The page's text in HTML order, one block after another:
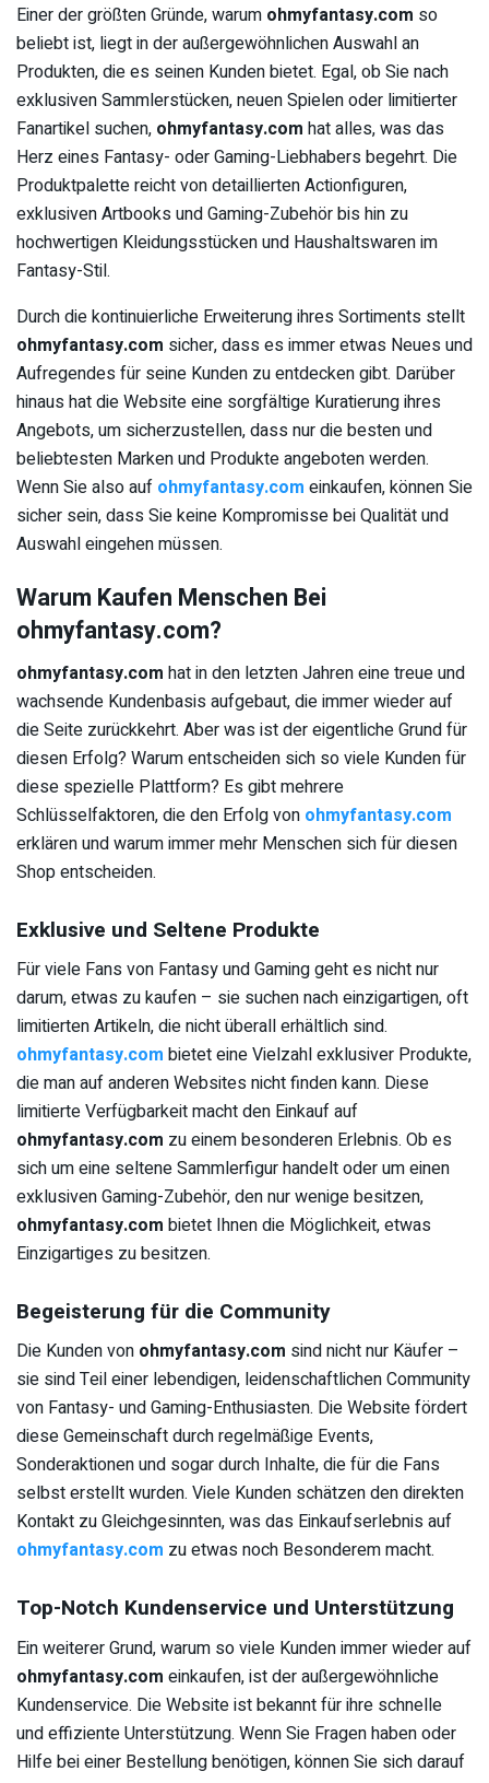
Einer der größten Gründe, warum ohmyfantasy.com so
beliebt ist, liegt in der außergewöhnlichen Auswahl an
Produkten, die es seinen Kunden bietet. Egal, ob Sie nach
exklusiven Sammlerstücken, neuen Spielen oder limitierter
Fanartikel suchen, ohmyfantasy.com hat alles, was das
Herz eines Fantasy- oder Gaming-Liebhabers begehrt. Die
Produktpalette reicht von detaillierten Actionfiguren,
exklusiven Artbooks und Gaming-Zubehör bis hin zu
hochwertigen Kleidungsstücken und Haushaltswaren im
Fantasy-Stil.
Durch die kontinuierliche Erweiterung ihres Sortiments stellt
ohmyfantasy.com sicher, dass es immer etwas Neues und
Aufregendes für seine Kunden zu entdecken gibt. Darüber
hinaus hat die Website eine sorgfältige Kuratierung ihres
Angebots, um sicherzustellen, dass nur die besten und
beliebtesten Marken und Produkte angeboten werden.
Wenn Sie also auf ohmyfantasy.com einkaufen, können Sie
sicher sein, dass Sie keine Kompromisse bei Qualität und
Auswahl eingehen müssen.
Warum Kaufen Menschen Bei
ohmyfantasy.com?
ohmyfantasy.com hat in den letzten Jahren eine treue und
wachsende Kundenbasis aufgebaut, die immer wieder auf
die Seite zurückkehrt. Aber was ist der eigentliche Grund für
diesen Erfolg? Warum entscheiden sich so viele Kunden für
diese spezielle Plattform? Es gibt mehrere
Schlüsselfaktoren, die den Erfolg von ohmyfantasy.com
erklären und warum immer mehr Menschen sich für diesen
Shop entscheiden.
Exklusive und Seltene Produkte
Für viele Fans von Fantasy und Gaming geht es nicht nur
darum, etwas zu kaufen – sie suchen nach einzigartigen, oft
limitierten Artikeln, die nicht überall erhältlich sind.
ohmyfantasy.com bietet eine Vielzahl exklusiver Produkte,
die man auf anderen Websites nicht finden kann. Diese
limitierte Verfügbarkeit macht den Einkauf auf
ohmyfantasy.com zu einem besonderen Erlebnis. Ob es
sich um eine seltene Sammlerfigur handelt oder um einen
exklusiven Gaming-Zubehör, den nur wenige besitzen,
ohmyfantasy.com bietet Ihnen die Möglichkeit, etwas
Einzigartiges zu besitzen.
Begeisterung für die Community
Die Kunden von ohmyfantasy.com sind nicht nur Käufer –
sie sind Teil einer lebendigen, leidenschaftlichen Community
von Fantasy- und Gaming-Enthusiasten. Die Website fördert
diese Gemeinschaft durch regelmäßige Events,
Sonderaktionen und sogar durch Inhalte, die für die Fans
selbst erstellt wurden. Viele Kunden schätzen den direkten
Kontakt zu Gleichgesinnten, was das Einkaufserlebnis auf
ohmyfantasy.com zu etwas noch Besonderem macht.
Top-Notch Kundenservice und Unterstützung
Ein weiterer Grund, warum so viele Kunden immer wieder auf
ohmyfantasy.com einkaufen, ist der außergewöhnliche
Kundenservice. Die Website ist bekannt für ihre schnelle
und effiziente Unterstützung. Wenn Sie Fragen haben oder
Hilfe bei einer Bestellung benötigen, können Sie sich darauf